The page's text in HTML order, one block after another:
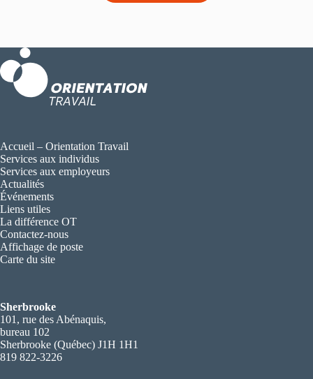
Accueil – Orientation Travail
Services aux individus
Services aux employeurs
Actualités
Événements
Liens utiles
La différence OT
Contactez-nous
Affichage de poste
Carte du site
Sherbrooke
101, rue des Abénaquis,
bureau 102
Sherbrooke (Québec) J1H 1H1
819 822-3226